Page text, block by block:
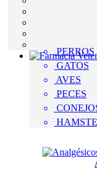
PERROS
GATOS
AVES
PECES